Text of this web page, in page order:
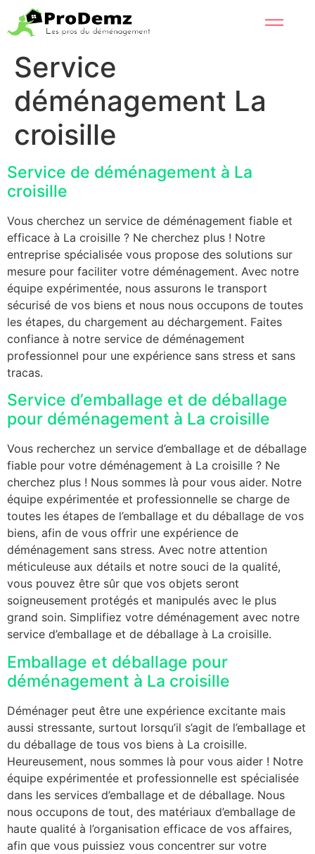
Service
déménagement La
croisille
Service de déménagement à La
croisille
Vous cherchez un service de déménagement fiable et
efficace à La croisille ? Ne cherchez plus ! Notre
entreprise spécialisée vous propose des solutions sur
mesure pour faciliter votre déménagement. Avec notre
équipe expérimentée, nous assurons le transport
sécurisé de vos biens et nous nous occupons de toutes
les étapes, du chargement au déchargement. Faites
confiance à notre service de déménagement
professionnel pour une expérience sans stress et sans
tracas.
Service d’emballage et de déballage
pour déménagement à La croisille
Vous recherchez un service d’emballage et de déballage
fiable pour votre déménagement à La croisille ? Ne
cherchez plus ! Nous sommes là pour vous aider. Notre
équipe expérimentée et professionnelle se charge de
toutes les étapes de l’emballage et du déballage de vos
biens, afin de vous offrir une expérience de
déménagement sans stress. Avec notre attention
méticuleuse aux détails et notre souci de la qualité,
vous pouvez être sûr que vos objets seront
soigneusement protégés et manipulés avec le plus
grand soin. Simplifiez votre déménagement avec notre
service d’emballage et de déballage à La croisille.
Emballage et déballage pour
déménagement à La croisille
Déménager peut être une expérience excitante mais
aussi stressante, surtout lorsqu’il s’agit de l’emballage et
du déballage de tous vos biens à La croisille.
Heureusement, nous sommes là pour vous aider ! Notre
équipe expérimentée et professionnelle est spécialisée
dans les services d’emballage et de déballage. Nous
nous occupons de tout, des matériaux d’emballage de
haute qualité à l’organisation efficace de vos affaires,
afin que vous puissiez vous concentrer sur votre